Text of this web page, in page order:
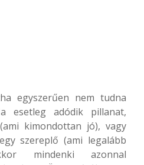
egyszerűen nem tudna
esetleg adódik pillanat,
kimondottan jó), vagy
szereplő (ami legalább
mindenki azonnal